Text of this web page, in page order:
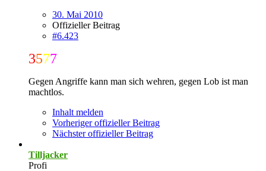
30. Mai 2010
Offizieller Beitrag
#6.423
3577
Gegen Angriffe kann man sich wehren, gegen Lob ist man
machtlos.
Inhalt melden
Vorheriger offizieller Beitrag
Nächster offizieller Beitrag
Tilljacker
Profi